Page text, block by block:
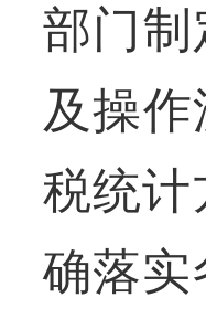
部门制
及操
税统计
确落实